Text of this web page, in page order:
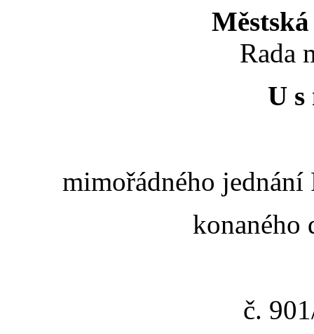
Rada
U s
mimořádného jednání
konaného
č.